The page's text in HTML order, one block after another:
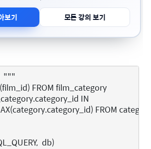
보기
모든 강의 보기
"""
FROM film_category
IN
MAX(category.category_id) FROM
, db)